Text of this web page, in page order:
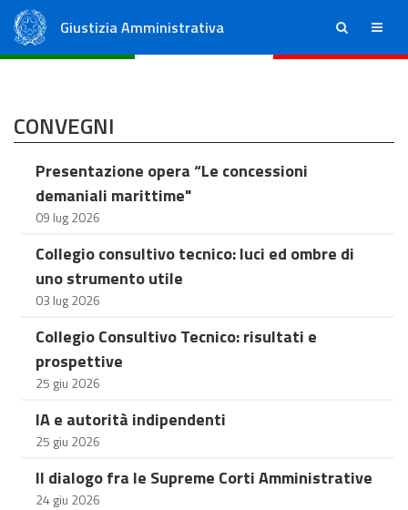
Giustizia Amministrativa ricerca menu
CONVEGNI
Presentazione opera “Le concessioni
demaniali marittime"
09 lug 2026
Collegio consultivo tecnico: luci ed ombre di
uno strumento utile
03 lug 2026
Collegio Consultivo Tecnico: risultati e
prospettive
25 giu 2026
IA e autorità indipendenti
25 giu 2026
Il dialogo fra le Supreme Corti Amministrative
24 giu 2026